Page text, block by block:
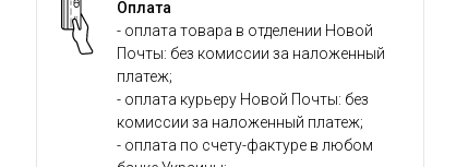
Оплата
- оплата товара в отделении Новой
Почты: без комиссии за наложенный
платеж;
- оплата курьеру Новой Почты: без
комиссии за наложенный платеж;
- оплата по счету-фактуре в любом